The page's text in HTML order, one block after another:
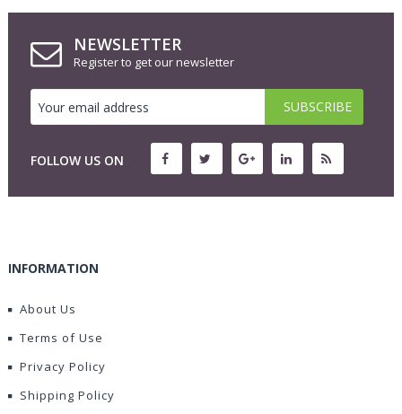
NEWSLETTER
Register to get our newsletter
FOLLOW US ON
INFORMATION
About Us
Terms of Use
Privacy Policy
Shipping Policy